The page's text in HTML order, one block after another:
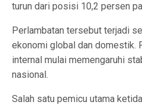
turun dari posisi 10,2 persen
Perlambatan tersebut terjadi
ekonomi global dan domestik.
internal mulai memengaruhi
nasional.
Salah satu pemicu utama